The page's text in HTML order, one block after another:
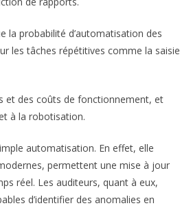
la probabilité d’automatisation des
les tâches répétitives comme la saisie
et des coûts de fonctionnement, et
à la robotisation.
automatisation. En effet, elle
permettent une mise à jour
réel. Les auditeurs, quant à eux,
d’identifier des anomalies en